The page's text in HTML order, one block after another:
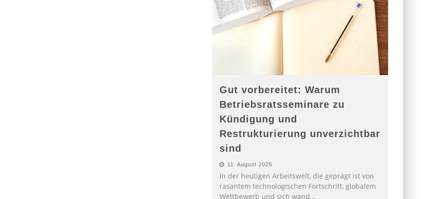
Gut vorbereitet: Warum
Betriebsratsseminare zu
Kündigung und
Restrukturierung unverzichtbar
sind
11. August 2025
In der heutigen Arbeitswelt, die geprägt ist von
rasantem technologischen Fortschritt, globalem
Wettbewerb und sich wand...